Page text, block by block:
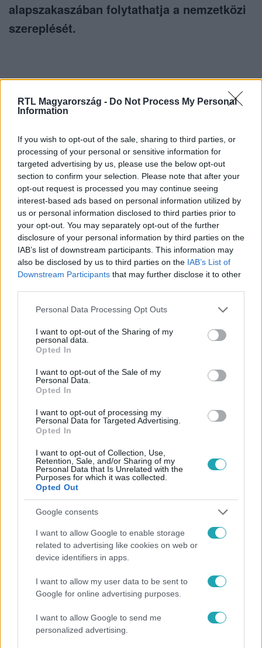
RTL Magyarország - Do Not Process My Personal
Information
If you wish to opt-out of the sale, sharing to third parties, or
processing of your personal or sensitive information for
targeted advertising by us, please use the below opt-out
section to confirm your selection. Please note that after your
opt-out request is processed you may continue seeing
interest-based ads based on personal information utilized by
us or personal information disclosed to third parties prior to
your opt-out. You may separately opt-out of the further
disclosure of your personal information by third parties on the
IAB’s list of downstream participants. This information may
also be disclosed by us to third parties on the IAB’s List of
Downstream Participants that may further disclose it to other
Please note that this website/app uses one or more Google
not limited to your visit or usage behaviour. You may click to
grant or deny consent to Google and its third-party tags to
use your data for below specified purposes in below Google
consent section.
Personal Data Processing Opt Outs
I want to opt-out of the Sharing of my
personal data.
Opted In
I want to opt-out of the Sale of my
Personal Data.
Opted In
I want to opt-out of processing my
Personal Data for Targeted Advertising.
Opted In
I want to opt-out of Collection, Use,
Retention, Sale, and/or Sharing of my
Personal Data that Is Unrelated with the
Purposes for which it was collected.
Opted Out
Google consents
I want to allow Google to enable storage
related to advertising like cookies on web or
device identifiers in apps.
I want to allow my user data to be sent to
Google for online advertising purposes.
I want to allow Google to send me
personalized advertising.
alapszakaszában folytathatja a nemzetközi
szereplését.
Kattints és streameld az 2025/2026-os UEFA Bajnokok Ligája,
Európa Liga és Konferencia Liga szezon mérkőzéseit
szeptembertől azRTL+ Premiumon!
Itt állítsd be, hogy az RTL.hu az elsők között
Kövess minket, és értesülj a friss hírekről a
Facebookon is!
LABDARÚGÁS #BAJNOKOK LIGÁJA